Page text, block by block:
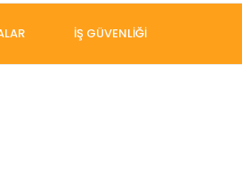
İŞ GÜVENLİĞİ